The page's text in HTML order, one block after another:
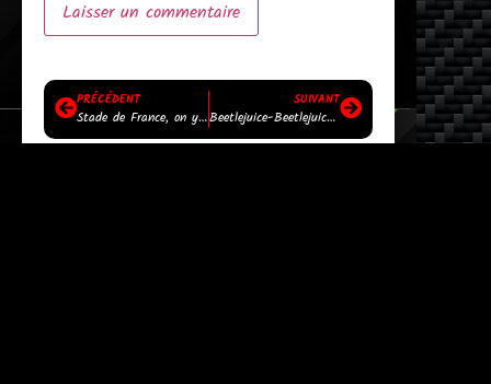
PRÉCÉDENT
Stade de France, on y est !
SUIVANT
Beetlejuice-Beetlejuice !